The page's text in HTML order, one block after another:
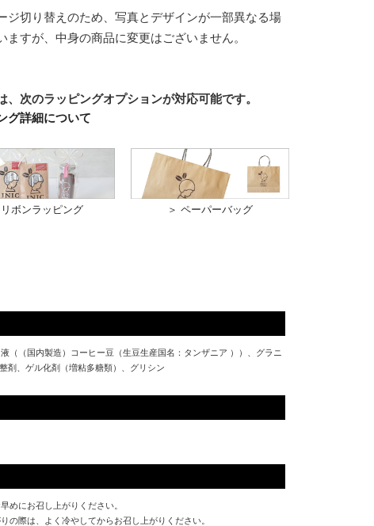
ジ切り替えのため、写真とデザインが一部異なる場
ますが、中身の商品に変更はございません。
、次のラッピングオプションが対応可能です。
グ詳細について
リボンラッピング ＞ ペーパーバッグ
（（国内製造）コーヒー豆（生豆生産国名：タンザニア ））、グラニ
剤、ゲル化剤（増粘多糖類）、グリシン
めにお召し上がりください。
の際は、よく冷やしてからお召し上がりください。